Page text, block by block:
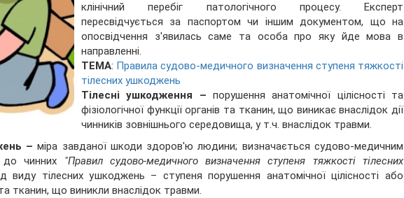
клінічний перебіг патологічного процесу. Експерт
пересвідчується за паспортом чи іншим документом, що на
опосвідчення з'явилась саме та особа про яку йде мова в
направленні.
ТЕМА: Правила судово-медичного визначення ступеня тяжкості
тілесних ушкоджень
Тілесні ушкодження – порушення анатомічної цілісності та
фізіологічної функції органів та тканин, що виникає внаслідок дії
чинників зовнішнього середовища, у т.ч. внаслідок травми.
–міра завданої шкоди здоров'ю людини; визначається судово-медичним
до чинних "Правил судово-медичного визначення ступеня тяжкості тілесних
тілесних ушкоджень – ступеня порушення анатомічної цілісності або
та тканин, що виникли внаслідок травми.